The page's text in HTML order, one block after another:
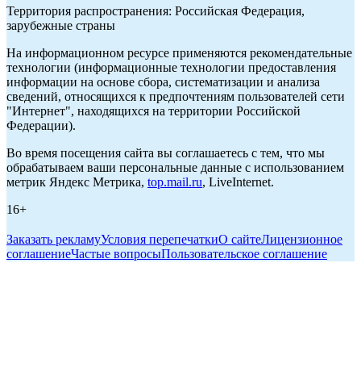
Территория распространения: Российская Федерация,
зарубежные страны
На информационном ресурсе применяются рекомендательные
технологии (информационные технологии предоставления
информации на основе сбора, систематизации и анализа
сведений, относящихся к предпочтениям пользователей сети
"Интернет", находящихся на территории Российской
Федерации).
Во время посещения сайта вы соглашаетесь с тем, что мы
обрабатываем ваши персональные данные с использованием
метрик Яндекс Метрика, top.mail.ru, LiveInternet.
16+
Заказать рекламуУсловия перепечаткиО сайтеЛицензионное
соглашениеЧастые вопросыПользовательское соглашение